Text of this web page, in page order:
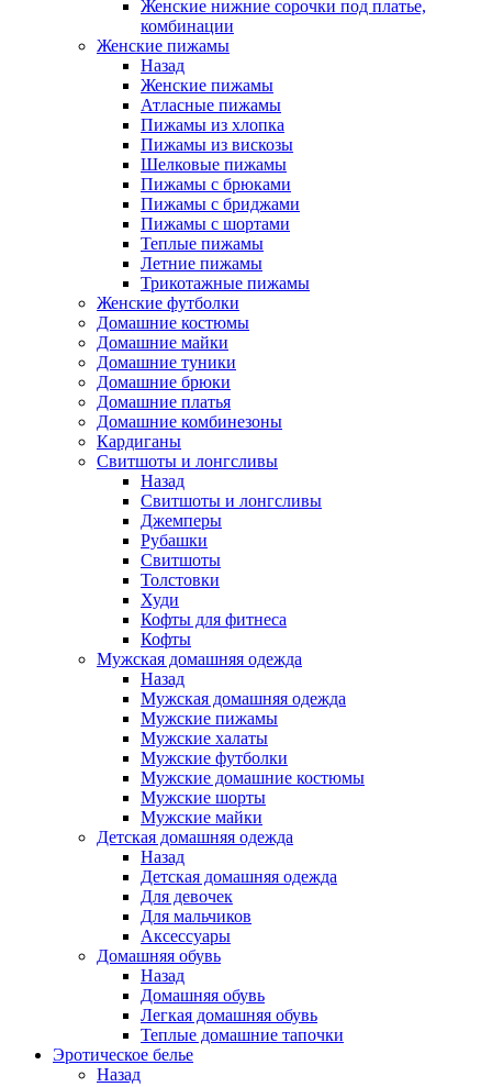
Женские нижние сорочки под платье,
комбинации
Женские пижамы
Назад
Женские пижамы
Атласные пижамы
Пижамы из хлопка
Пижамы из вискозы
Шелковые пижамы
Пижамы с брюками
Пижамы с бриджами
Пижамы с шортами
Теплые пижамы
Летние пижамы
Трикотажные пижамы
Женские футболки
Домашние костюмы
Домашние майки
Домашние туники
Домашние брюки
Домашние платья
Домашние комбинезоны
Кардиганы
Свитшоты и лонгсливы
Назад
Свитшоты и лонгсливы
Джемперы
Рубашки
Свитшоты
Толстовки
Худи
Кофты для фитнеса
Кофты
Мужская домашняя одежда
Назад
Мужская домашняя одежда
Мужские пижамы
Мужские халаты
Мужские футболки
Мужские домашние костюмы
Мужские шорты
Мужские майки
Детская домашняя одежда
Назад
Детская домашняя одежда
Для девочек
Для мальчиков
Аксессуары
Домашняя обувь
Назад
Домашняя обувь
Легкая домашняя обувь
Теплые домашние тапочки
Эротическое белье
Назад